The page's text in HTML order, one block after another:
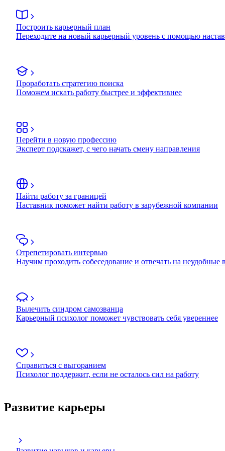
Построить карьерный план
Переходите на новый карьерный уровень с помощью
Проработать стратегию поиска
Поможем искать работу быстрее и эффективнее
Перейти в новую профессию
Эксперт подскажет, с чего начать смену направления
Найти работу за границей
Наставник поможет найти работу в зарубежной компании
Отрепетировать интервью
Научим проходить собеседование и отвечать на неудобные
Вылечить синдром самозванца
Карьерный психолог поможет чувствовать себя увереннее
Справиться с выгоранием
Психолог поддержит, если не осталось сил на работу
Развитие карьеры